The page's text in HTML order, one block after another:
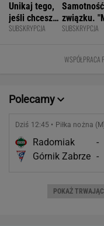
Unikaj tego,
jeśli chcesz
znacznie
SUBSKRYPCJA
związku.
być
się
SUBSKRYPCJA
WSPÓŁPRACA
Polecamy
Dziś 12:45 • Piłka nożna
Radomiak
-
Górnik Zabrze -
POKAŻ